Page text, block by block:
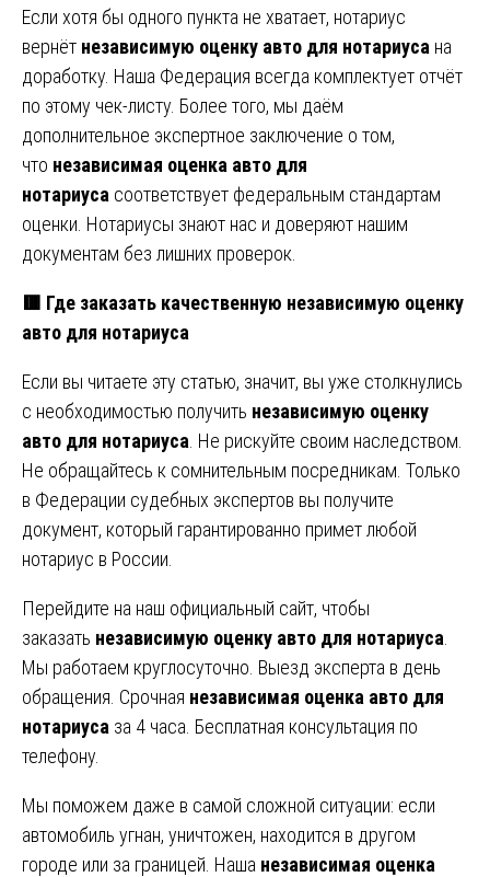
Если хотя бы одного пункта не хватает, нотариус
вернёт независимую оценку авто для нотариуса на
доработку. Наша Федерация всегда комплектует отчёт
по этому чек-листу. Более того, мы даём
дополнительное экспертное заключение о том,
что независимая оценка авто для
нотариуса соответствует федеральным стандартам
оценки. Нотариусы знают нас и доверяют нашим
документам без лишних проверок.
🟥 Где заказать качественную независимую оценку
авто для нотариуса
Если вы читаете эту статью, значит, вы уже столкнулись
с необходимостью получить независимую оценку
авто для нотариуса . Не рискуйте своим наследством.
Не обращайтесь к сомнительным посредникам. Только
в Федерации судебных экспертов вы получите
документ, который гарантированно примет любой
нотариус в России.
Перейдите на наш официальный сайт, чтобы
заказать независимую оценку авто для нотариуса
Мы работаем круглосуточно. Выезд эксперта в день
обращения. Срочная независимая оценка авто для
нотариуса за 4 часа. Бесплатная консультация по
телефону.
Мы поможем даже в самой сложной ситуации: если
автомобиль угнан, уничтожен, находится в другом
городе или за границей. Наша независимая оценка